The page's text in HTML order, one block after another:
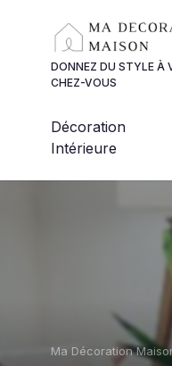
DONNEZ DU STYLE À
CHEZ-VOUS
Décoration
Intérieure
Ma Décoration